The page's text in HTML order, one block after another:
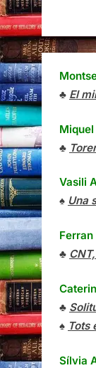
♣ El
♣
Vasili
♠ Una
Ferran
♣
♣
♠ Tots
Sílvia